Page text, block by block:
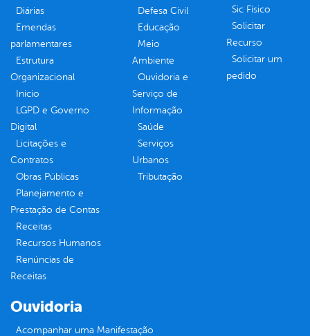
Diárias
Emendas
parlamentares
Estrutura
Organizacional
Inicio
LGPD e Governo
Digital
Licitações e
Contratos
Obras Públicas
Planejamento e
Prestação de Contas
Receitas
Recursos Humanos
Renúncias de
Receitas
Defesa Civil
Educação
Meio
Ambiente
Ouvidoria e
Serviço de
Informação
Saúde
Serviços
Urbanos
Tributação
Sic Físico
Solicitar
Recurso
Solicitar um
pedido
Ouvidoria
Acompanhar uma Manifestação